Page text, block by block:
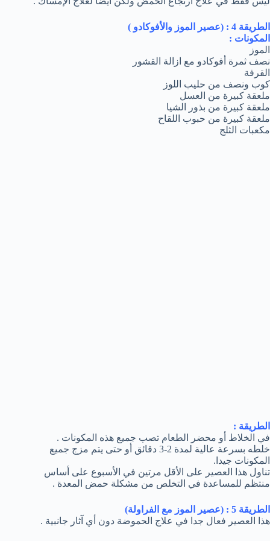
الطريقة 4 : (عصير الموز والأفوكادو )
المكونات :
الموز
نصف ثمرة أفوكادو مع ازالة القشور
القرفة
كوب ونصف من حليب اللوز
ملعقة كبيرة من العسل
ملعقة كبيرة من بذور الشيا
ملعقة كبيرة من حبوب اللقاح
مكعبات الثلج
الطريقة :
في الخلاط أو محضر الطعام تصب جميع هذه المكونات .
خلطه بسرعة عالية لمدة 2-3 دقائق أو حتى يتم مزج جميع
المكونات جيدا.
تناول هذا العصير على الأقل مرتين في الأسبوع على أساس
منتظم للمساعدة في التخلص من مشكلة حمض المعدة .
الطريقة 5 : (عصير الموز مع الفراولة)
هذا العصير فعال جدا في علاج الحموضة دون أي آثار جانبية .